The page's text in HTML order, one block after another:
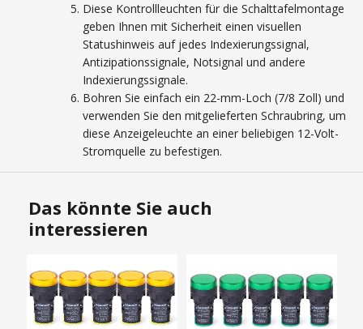
Diese Kontrollleuchten für die Schalttafelmontage
geben Ihnen mit Sicherheit einen visuellen
Statushinweis auf jedes Indexierungssignal,
Antizipationssignale, Notsignal und andere
Indexierungssignale.
Bohren Sie einfach ein 22-mm-Loch (7/8 Zoll) und
verwenden Sie den mitgelieferten Schraubring, um
diese Anzeigeleuchte an einer beliebigen 12-Volt-
Stromquelle zu befestigen.
Das könnte Sie auch
interessieren